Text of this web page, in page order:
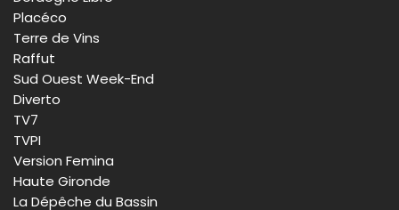
Placéco
Terre de Vins
Raffut
Sud Ouest Week-End
Diverto
TV7
TVPI
Version Femina
Haute Gironde
La Dépêche du Bassin